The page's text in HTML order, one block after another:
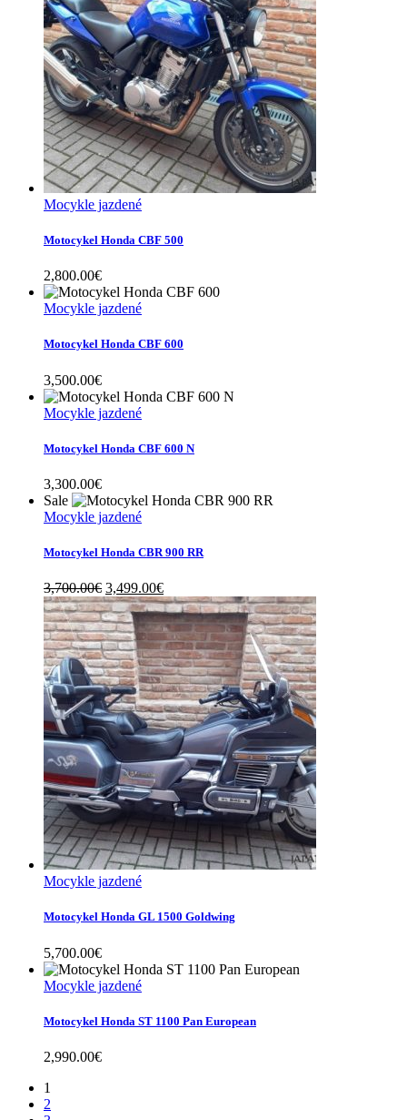
Mocykle jazdené
Motocykel Honda CBF 500
2,800.00€
Mocykle jazdené
Motocykel Honda CBF 600
3,500.00€
Mocykle jazdené
Motocykel Honda CBF 600 N
3,300.00€
Sale
Mocykle jazdené
Motocykel Honda CBR 900 RR
3,700.00€ Original
price
was:
3,700.00€.
3,499.00€Current
price
is:
3,499.00€.
Mocykle jazdené
Motocykel Honda GL 1500 Goldwing
5,700.00€
Mocykle jazdené
Motocykel Honda ST 1100 Pan European
2,990.00€
1
2